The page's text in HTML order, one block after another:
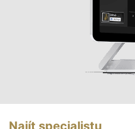
Najít specialistu